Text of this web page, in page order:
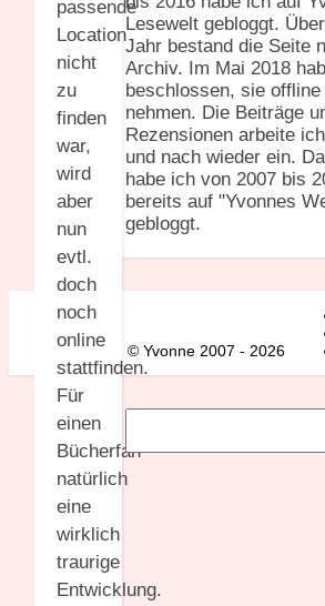
passende
Location
nicht
zu
finden
war,
wird
aber
nun
evtl.
doch
noch
online
stattfinden.
Für
einen
Bücherfan
natürlich
eine
wirklich
traurige
Entwicklung.
Lesewelt gebloggt.
Jahr bestand die Seite
Archiv. Im Mai 2018
beschlossen, sie offline
nehmen. Die Beiträge
Rezensionen arbeite
und nach wieder ein.
habe ich von 2007 bis
bereits auf "Yvonnes
gebloggt.
© Yvonne 2007 - 2026